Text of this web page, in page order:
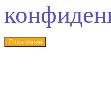
Я согласен